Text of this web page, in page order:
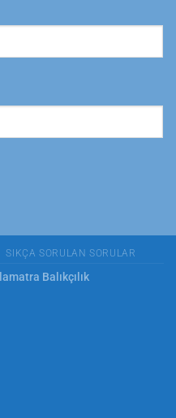
SIKÇA SORULAN SORULAR
Balıkçılık